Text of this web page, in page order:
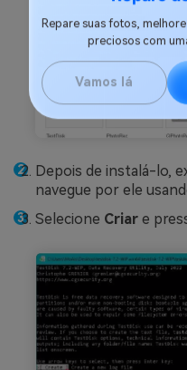
Depois de instalá-lo,
navegue por ele
Selecione Criar e
Reparo
Repare suas fotos,